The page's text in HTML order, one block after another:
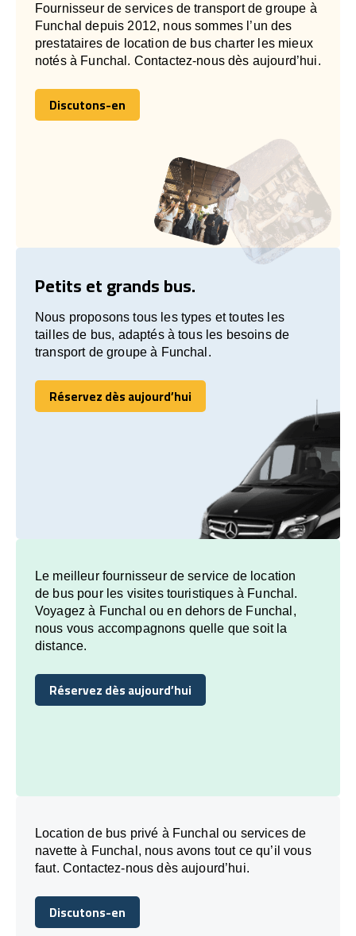
Fournisseur de services de transport de groupe à
Funchal depuis 2012, nous sommes l’un des
prestataires de location de bus charter les mieux
notés à Funchal. Contactez-nous dès aujourd’hui.
Discutons-en
Discutons-en
Petits et grands bus.
Nous proposons tous les types et toutes les
tailles de bus, adaptés à tous les besoins de
transport de groupe à Funchal.
Réservez dès aujourd’hui
Réservez dès aujourd’hui
Le meilleur fournisseur de service de location
de bus pour les visites touristiques à Funchal.
Voyagez à Funchal ou en dehors de Funchal,
nous vous accompagnons quelle que soit la
distance.
Réservez dès aujourd’hui
Réservez dès aujourd’hui
Location de bus privé à Funchal ou services de
navette à Funchal, nous avons tout ce qu’il vous
faut. Contactez-nous dès aujourd’hui.
Discutons-en
Discutons-en